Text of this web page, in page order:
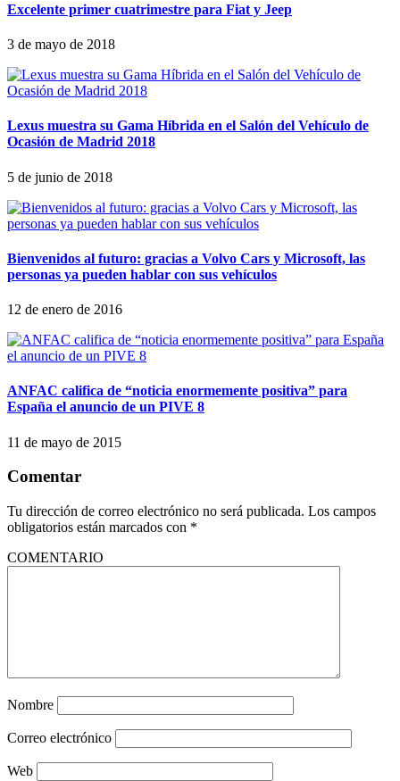
Excelente primer cuatrimestre para Fiat y Jeep
3 de mayo de 2018
Lexus muestra su Gama Híbrida en el Salón del Vehículo de
Ocasión de Madrid 2018
5 de junio de 2018
Bienvenidos al futuro: gracias a Volvo Cars y Microsoft, las
personas ya pueden hablar con sus vehículos
12 de enero de 2016
ANFAC califica de “noticia enormemente positiva” para
España el anuncio de un PIVE 8
11 de mayo de 2015
Comentar
Tu dirección de correo electrónico no será publicada. Los campos
obligatorios están marcados con *
COMENTARIO
Nombre
Correo electrónico
Web